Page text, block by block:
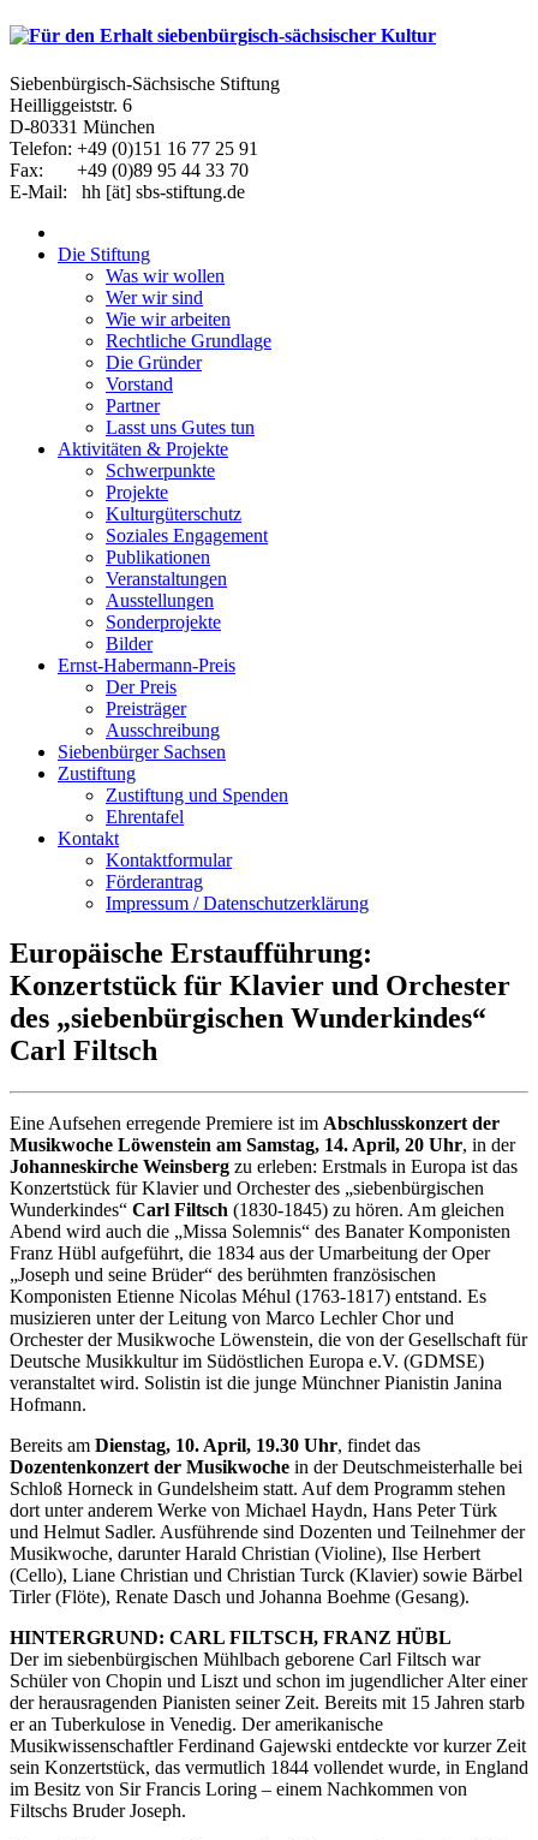
Siebenbürgisch-Sächsische Stiftung
Heilliggeiststr. 6
D-80331 München
Telefon: +49 (0)151 16 77 25 91
Fax: +49 (0)89 95 44 33 70
E-Mail: hh [ät] sbs-stiftung.de
Die Stiftung
Was wir wollen
Wer wir sind
Wie wir arbeiten
Rechtliche Grundlage
Die Gründer
Vorstand
Partner
Lasst uns Gutes tun
Aktivitäten & Projekte
Schwerpunkte
Projekte
Kulturgüterschutz
Soziales Engagement
Publikationen
Veranstaltungen
Ausstellungen
Sonderprojekte
Bilder
Ernst-Habermann-Preis
Der Preis
Preisträger
Ausschreibung
Siebenbürger Sachsen
Zustiftung
Zustiftung und Spenden
Ehrentafel
Kontakt
Kontaktformular
Förderantrag
Impressum / Datenschutzerklärung
Europäische Erstaufführung:
Konzertstück für Klavier und Orchester
des „siebenbürgischen Wunderkindes“
Carl Filtsch
Eine Aufsehen erregende Premiere ist im Abschlusskonzert der
Musikwoche Löwenstein am Samstag, 14. April, 20 Uhr, in der
Johanneskirche Weinsberg zu erleben: Erstmals in Europa ist das
Konzertstück für Klavier und Orchester des „siebenbürgischen
Wunderkindes“ Carl Filtsch (1830-1845) zu hören. Am gleichen
Abend wird auch die „Missa Solemnis“ des Banater Komponisten
Franz Hübl aufgeführt, die 1834 aus der Umarbeitung der Oper
„Joseph und seine Brüder“ des berühmten französischen
Komponisten Etienne Nicolas Méhul (1763-1817) entstand. Es
musizieren unter der Leitung von Marco Lechler Chor und
Orchester der Musikwoche Löwenstein, die von der Gesellschaft für
Deutsche Musikkultur im Südöstlichen Europa e.V. (GDMSE)
veranstaltet wird. Solistin ist die junge Münchner Pianistin Janina
Hofmann.
Bereits am Dienstag, 10. April, 19.30 Uhr, findet das
Dozentenkonzert der Musikwoche in der Deutschmeisterhalle bei
Schloß Horneck in Gundelsheim statt. Auf dem Programm stehen
dort unter anderem Werke von Michael Haydn, Hans Peter Türk
und Helmut Sadler. Ausführende sind Dozenten und Teilnehmer der
Musikwoche, darunter Harald Christian (Violine), Ilse Herbert
(Cello), Liane Christian und Christian Turck (Klavier) sowie Bärbel
Tirler (Flöte), Renate Dasch und Johanna Boehme (Gesang).
HINTERGRUND: CARL FILTSCH, FRANZ HÜBL
Der im siebenbürgischen Mühlbach geborene Carl Filtsch war
Schüler von Chopin und Liszt und schon im jugendlicher Alter einer
der herausragenden Pianisten seiner Zeit. Bereits mit 15 Jahren starb
er an Tuberkulose in Venedig. Der amerikanische
Musikwissenschaftler Ferdinand Gajewski entdeckte vor kurzer Zeit
sein Konzertstück, das vermutlich 1844 vollendet wurde, in England
im Besitz von Sir Francis Loring – einem Nachkommen von
Filtschs Bruder Joseph.